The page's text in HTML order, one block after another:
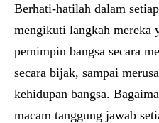
Berhati-hatilah dalam
mengikuti langkah mereka
pemimpin bangsa secara
secara bijak, sampai
kehidupan bangsa.
macam tanggung jawab